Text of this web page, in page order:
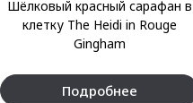
Шёлковый красный сарафан в
клетку The Heidi in Rouge
Gingham
Подробнее